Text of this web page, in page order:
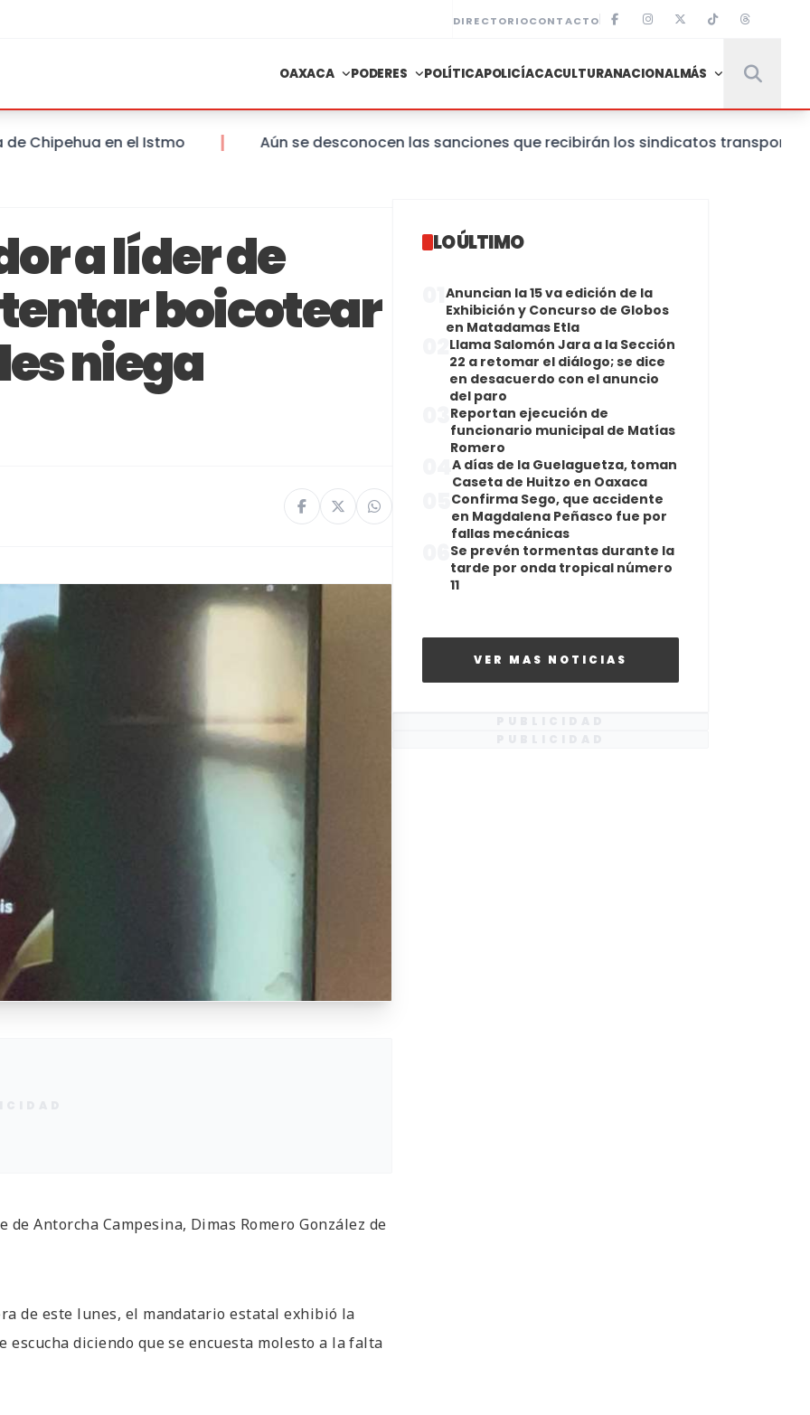
DIRECTORIOCONTACTO
OAXACA PODERES POLÍTICAPOLICÍACACULTURANACIONALMÁS
en el Istmo Aún se desconocen las sanciones que recibirán los sindicatos transportistas
a líder de
boicotear
niega
Antorcha Campesina, Dimas Romero González de
de este lunes, el mandatario estatal exhibió la
diciendo que se encuesta molesto a la falta
LO ÚLTIMO
Anuncian la 15 va edición de la
Exhibición y Concurso de Globos
en Matadamas Etla
Llama Salomón Jara a la Sección
22 a retomar el diálogo; se dice
en desacuerdo con el anuncio
del paro
Reportan ejecución de
funcionario municipal de Matías
Romero
A días de la Guelaguetza, toman
Caseta de Huitzo en Oaxaca
Confirma Sego, que accidente
en Magdalena Peñasco fue por
fallas mecánicas
Se prevén tormentas durante la
tarde por onda tropical número
11
VER MAS NOTICIAS